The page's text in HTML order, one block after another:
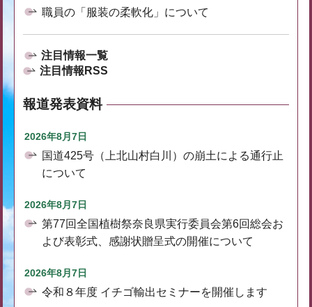
職員の「服装の柔軟化」について
注目情報一覧
注目情報RSS
報道発表資料
2026年8月7日
国道425号（上北山村白川）の崩土による通行止
について
2026年8月7日
第77回全国植樹祭奈良県実行委員会第6回総会お
よび表彰式、感謝状贈呈式の開催について
2026年8月7日
令和８年度 イチゴ輸出セミナーを開催します